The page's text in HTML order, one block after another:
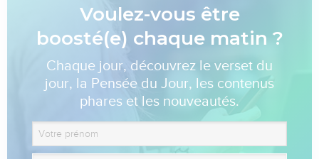
Voulez-vous être
boosté(e) chaque matin ?
Chaque jour, découvrez le verset du
jour, la Pensée du Jour, les contenus
phares et les nouveautés.